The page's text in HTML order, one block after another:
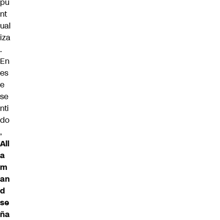
nt
ual
iza
.
En
es
e
se
nti
do
,
All
a
m
an
d
se
ña